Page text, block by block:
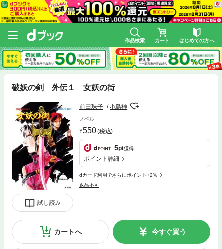
作品検索 カート はじめての方へ
破妖の剣 外伝１ 女妖の街
試し読み
前田珠子 小島榊
ノベル
550(税込)
5pt獲得
ポイント詳細
dカード利用でさらにポイント+2%
返品不可
カートへ 今すぐ買う